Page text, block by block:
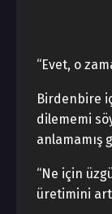
“Evet, o
Birdenbire
dilememi
anlamamış
“Ne için
üretimini